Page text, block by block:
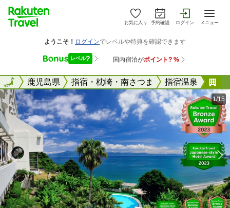
お気に入り 予約確認 ログイン メニュー
全国鹿児島県 指宿・枕崎・南さつま 指宿温泉
全国
1/15